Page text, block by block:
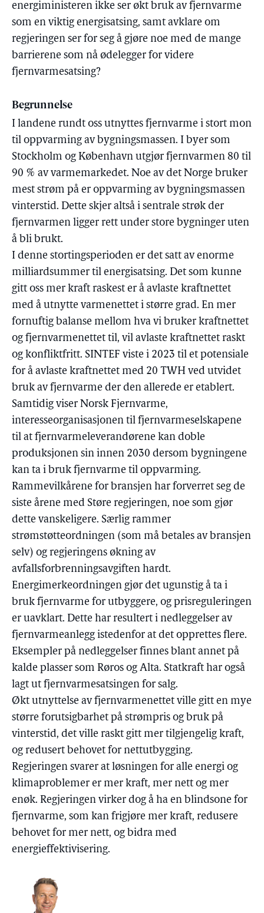
energiministeren ikke ser økt bruk av fjernvarme
som en viktig energisatsing, samt avklare om
regjeringen ser for seg å gjøre noe med de mange
barrierene som nå ødelegger for videre
fjernvarmesatsing?
Begrunnelse
I landene rundt oss utnyttes fjernvarme i stort mon
til oppvarming av bygningsmassen. I byer som
Stockholm og København utgjør fjernvarmen 80 til
90 % av varmemarkedet. Noe av det Norge bruker
mest strøm på er oppvarming av bygningsmassen
vinterstid. Dette skjer altså i sentrale strøk der
fjernvarmen ligger rett under store bygninger uten
å bli brukt.
I denne stortingsperioden er det satt av enorme
milliardsummer til energisatsing. Det som kunne
gitt oss mer kraft raskest er å avlaste kraftnettet
med å utnytte varmenettet i større grad. En mer
fornuftig balanse mellom hva vi bruker kraftnettet
og fjernvarmenettet til, vil avlaste kraftnettet raskt
og konfliktfritt. SINTEF viste i 2023 til et potensiale
for å avlaste kraftnettet med 20 TWH ved utvidet
bruk av fjernvarme der den allerede er etablert.
Samtidig viser Norsk Fjernvarme,
interesseorganisasjonen til fjernvarmeselskapene
til at fjernvarmeleverandørene kan doble
produksjonen sin innen 2030 dersom bygningene
kan ta i bruk fjernvarme til oppvarming.
Rammevilkårene for bransjen har forverret seg de
siste årene med Støre regjeringen, noe som gjør
dette vanskeligere. Særlig rammer
strømstøtteordningen (som må betales av bransjen
selv) og regjeringens økning av
avfallsforbrenningsavgiften hardt.
Energimerkeordningen gjør det ugunstig å ta i
bruk fjernvarme for utbyggere, og prisreguleringen
er uavklart. Dette har resultert i nedleggelser av
fjernvarmeanlegg istedenfor at det opprettes flere.
Eksempler på nedleggelser finnes blant annet på
kalde plasser som Røros og Alta. Statkraft har også
lagt ut fjernvarmesatsingen for salg.
Økt utnyttelse av fjernvarmenettet ville gitt en mye
større forutsigbarhet på strømpris og bruk på
vinterstid, det ville raskt gitt mer tilgjengelig kraft,
og redusert behovet for nettutbygging.
Regjeringen svarer at løsningen for alle energi og
klimaproblemer er mer kraft, mer nett og mer
enøk. Regjeringen virker dog å ha en blindsone for
fjernvarme, som kan frigjøre mer kraft, redusere
behovet for mer nett, og bidra med
energieffektivisering.